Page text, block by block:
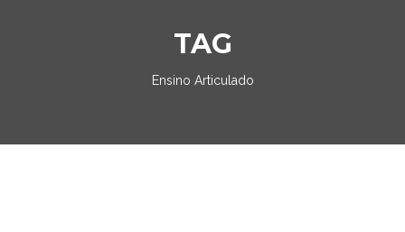
TAG
Ensino Articulado